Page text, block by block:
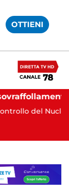
OTTIENI
del Nucleo